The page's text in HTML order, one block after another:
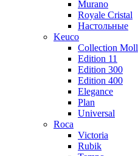
Murano
Royale Cristal
Настольные
Keuco
Collection Moll
Edition 11
Edition 300
Edition 400
Elegance
Plan
Universal
Roca
Victoria
Rubik